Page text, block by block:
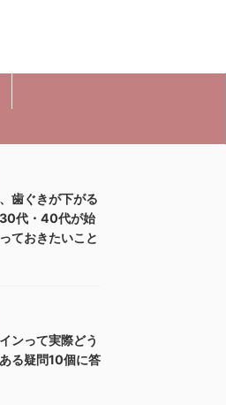
歯ぐきが下がる
代・40代が始
ておきたいこと
ンって実際どう
る疑問10個に答